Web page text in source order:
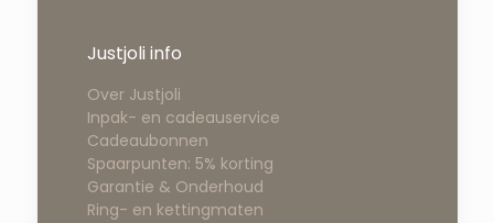
Justjoli info
Over Justjoli
Inpak- en cadeauservice
Cadeaubonnen
Spaarpunten: 5% korting
Garantie & Onderhoud
Ring- en kettingmaten